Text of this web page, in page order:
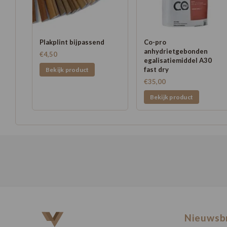
Plakplint bijpassend
€4,50
Bekijk product
Co-pro
anhydrietgebonden
egalisatiemiddel A30
fast dry
€35,00
Bekijk product